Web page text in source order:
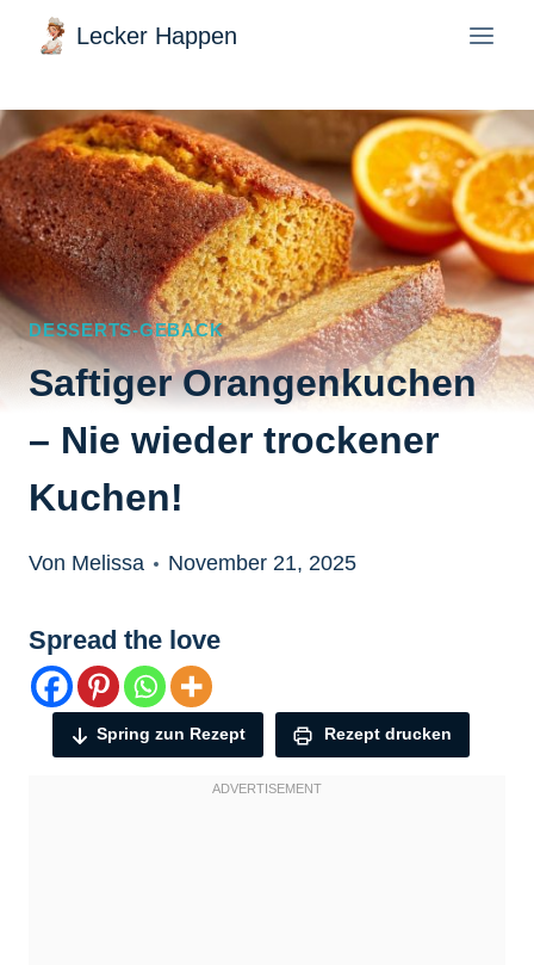
Zum
Inhalt
springen
Lecker Happen
DESSERTS-GEBACK
Saftiger Orangenkuchen
– Nie wieder trockener
Kuchen!
Von Melissa November 21, 2025
Spread the love
Spring zun Rezept Rezept drucken